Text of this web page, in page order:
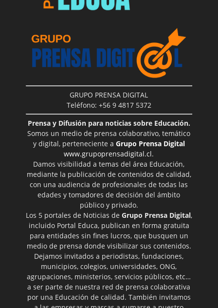
GRUPO PRENSA DIGITAL
Teléfono: +56 9 4817 5372
Prensa y Difusión para noticias sobre Educación.
Somos un medio de prensa colaborativo, temático
y digital, perteneciente a Grupo Prensa Digital
www.grupoprensadigital.cl.
Damos visibilidad a temas del área Educación,
mediante la publicación de contenidos de calidad,
con una audiencia de profesionales de todas las
edades y tomadores de decisión del ámbito
público y privado.
Los 5 portales de Noticias de Grupo Prensa Digital,
incluido Portal Educa, publican en forma gratuita
para entidades sin fines lucros, que busquen un
medio de prensa donde visibilizar sus contenidos.
Dejamos invitados a periodistas, fundaciones,
municipios, colegios, universidades, ONG,
agrupaciones, ministerios, servicios públicos, etc…
a ser parte de nuestra red de prensa colaborativa
por una Educación de calidad. También invitamos